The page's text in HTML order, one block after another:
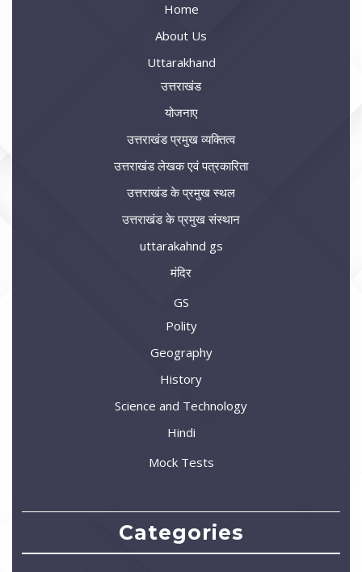
Home
About Us
Uttarakhand
उत्तराखंड
योजनाए
उत्तराखंड प्रमुख व्यक्तित्व
उत्तराखंड लेखक एवं पत्रकारिता
उत्तराखंड के प्रमुख स्थल
उत्तराखंड के प्रमुख संस्थान
uttarakahnd gs
मंदिर
GS
Polity
Geography
History
Science and Technology
Hindi
Mock Tests
Categories